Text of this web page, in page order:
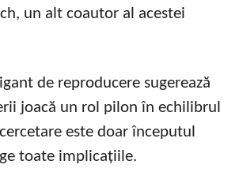
un alt coautor al acestei
de reproducere sugerează
joacă un rol pilon în echilibrul
este doar începutul
toate implicațiile.